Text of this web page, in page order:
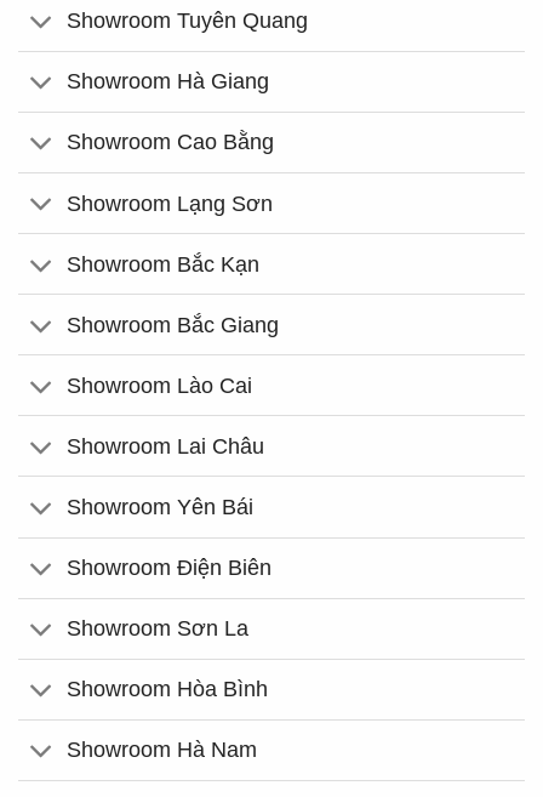
Showroom Tuyên Quang
Showroom Hà Giang
Showroom Cao Bằng
Showroom Lạng Sơn
Showroom Bắc Kạn
Showroom Bắc Giang
Showroom Lào Cai
Showroom Lai Châu
Showroom Yên Bái
Showroom Điện Biên
Showroom Sơn La
Showroom Hòa Bình
Showroom Hà Nam